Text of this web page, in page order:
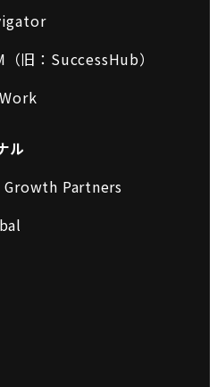
旧：SuccessHub）
ル
Partners